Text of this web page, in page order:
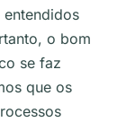
o bom
se faz
que os